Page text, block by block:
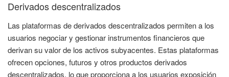
Derivados descentralizados
Las plataformas de derivados descentralizados permiten a los
usuarios negociar y gestionar instrumentos financieros que
derivan su valor de los activos subyacentes. Estas plataformas
ofrecen opciones, futuros y otros productos derivados
descentralizados, lo que proporciona a los usuarios exposición